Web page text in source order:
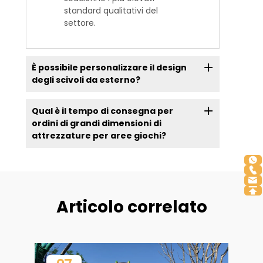
standard qualitativi del
settore.
È possibile personalizzare il design
degli scivoli da esterno?
Qual è il tempo di consegna per
ordini di grandi dimensioni di
attrezzature per aree giochi?
Articolo correlato